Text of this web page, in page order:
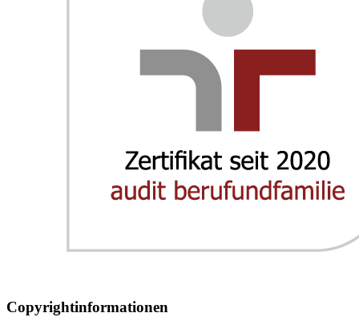
Copyrightinformationen